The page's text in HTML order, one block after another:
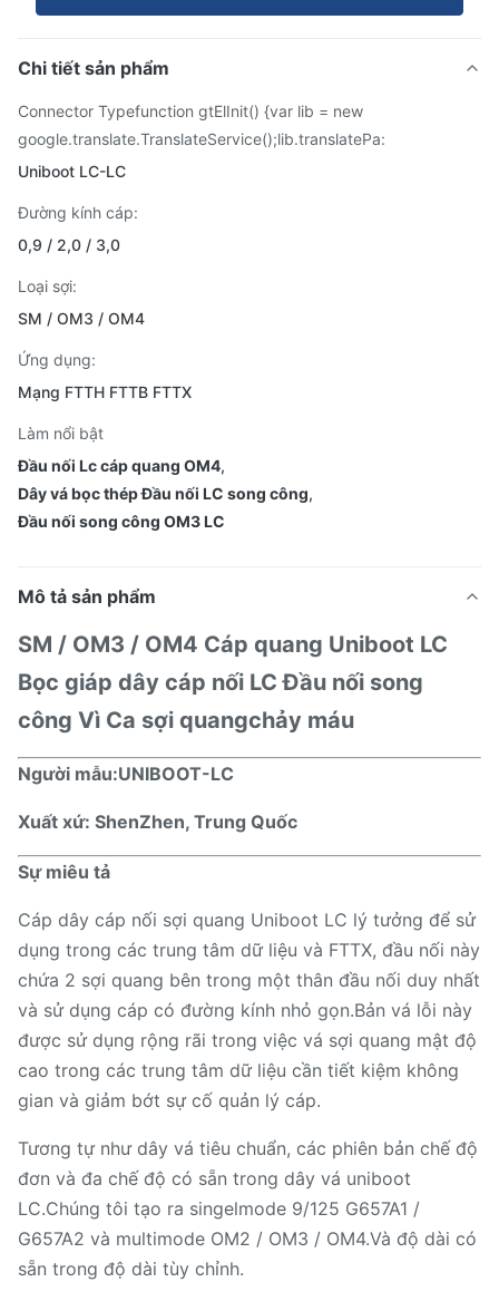
Chi tiết sản phẩm
Connector Typefunction gtElInit() {var lib = new
google.translate.TranslateService();lib.translatePa:
Uniboot LC-LC
Đường kính cáp:
0,9 / 2,0 / 3,0
Loại sợi:
SM / OM3 / OM4
Ứng dụng:
Mạng FTTH FTTB FTTX
Làm nổi bật
Đầu nối Lc cáp quang OM4,
Dây vá bọc thép Đầu nối LC song công,
Đầu nối song công OM3 LC
Mô tả sản phẩm
SM / OM3 / OM4 Cáp quang Uniboot LC
Bọc giáp dây cáp nối LC Đầu nối song
công Vì Ca sợi quangchảy máu
Người mẫu:UNIBOOT-LC
Xuất xứ: ShenZhen, Trung Quốc
Sự miêu tả
Cáp dây cáp nối sợi quang Uniboot LC lý tưởng để sử
dụng trong các trung tâm dữ liệu và FTTX, đầu nối này
chứa 2 sợi quang bên trong một thân đầu nối duy nhất
và sử dụng cáp có đường kính nhỏ gọn.Bản vá lỗi này
được sử dụng rộng rãi trong việc vá sợi quang mật độ
cao trong các trung tâm dữ liệu cần tiết kiệm không
gian và giảm bớt sự cố quản lý cáp.
Tương tự như dây vá tiêu chuẩn, các phiên bản chế độ
đơn và đa chế độ có sẵn trong dây vá uniboot
LC.Chúng tôi tạo ra singelmode 9/125 G657A1 /
G657A2 và multimode OM2 / OM3 / OM4.Và độ dài có
sẵn trong độ dài tùy chỉnh.